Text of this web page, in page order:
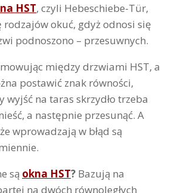
HST, czyli Hebeschiebe-Tür,
rodzajów okuć, gdyż odnosi się
podnoszono – przesuwnych.
między drzwiami HST, a
postawić znak równości,
wyjść na taras skrzydło trzeba
a następnie przesunąć. A
wprowadzają w błąd są
są okna HST? Bazują na
na dwóch równoległych